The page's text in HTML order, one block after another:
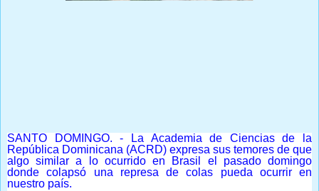
SANTO DOMINGO. - La Academia de Ciencias de la
República Dominicana (ACRD) expresa sus temores de que
algo similar a lo ocurrido en Brasil el pasado domingo
donde colapsó una represa de colas pueda ocurrir en
nuestro país.